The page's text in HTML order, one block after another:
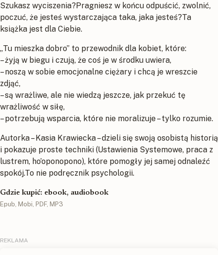
Szukasz wyciszenia?Pragniesz w końcu odpuścić, zwolnić,
poczuć, że jesteś wystarczająca taka, jaka jesteś?Ta
książka jest dla Ciebie.
„Tu mieszka dobro” to przewodnik dla kobiet, które:
– żyją w biegu i czują, że coś je w środku uwiera,
– noszą w sobie emocjonalne ciężary i chcą je wreszcie
zdjąć,
– są wrażliwe, ale nie wiedzą jeszcze, jak przekuć tę
wrażliwość w siłę,
– potrzebują wsparcia, które nie moralizuje – tylko rozumie.
Autorka – Kasia Krawiecka – dzieli się swoją osobistą historią
i pokazuje proste techniki (Ustawienia Systemowe, praca z
lustrem, ho’oponopono), które pomogły jej samej odnaleźć
spokój.To nie podręcznik psychologii.
Gdzie kupić: ebook, audiobook
Epub, Mobi, PDF, MP3